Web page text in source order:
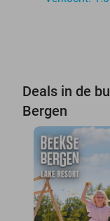
Deals in de
Bergen